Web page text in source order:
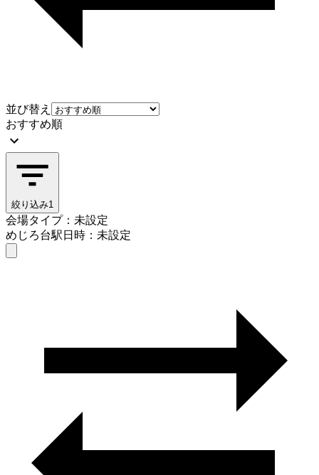
並び替え
おすすめ順
絞り込み1
会場タイプ：未設定
めじろ台駅日時：未設定